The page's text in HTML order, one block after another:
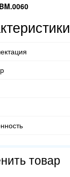
BM.0060
товар